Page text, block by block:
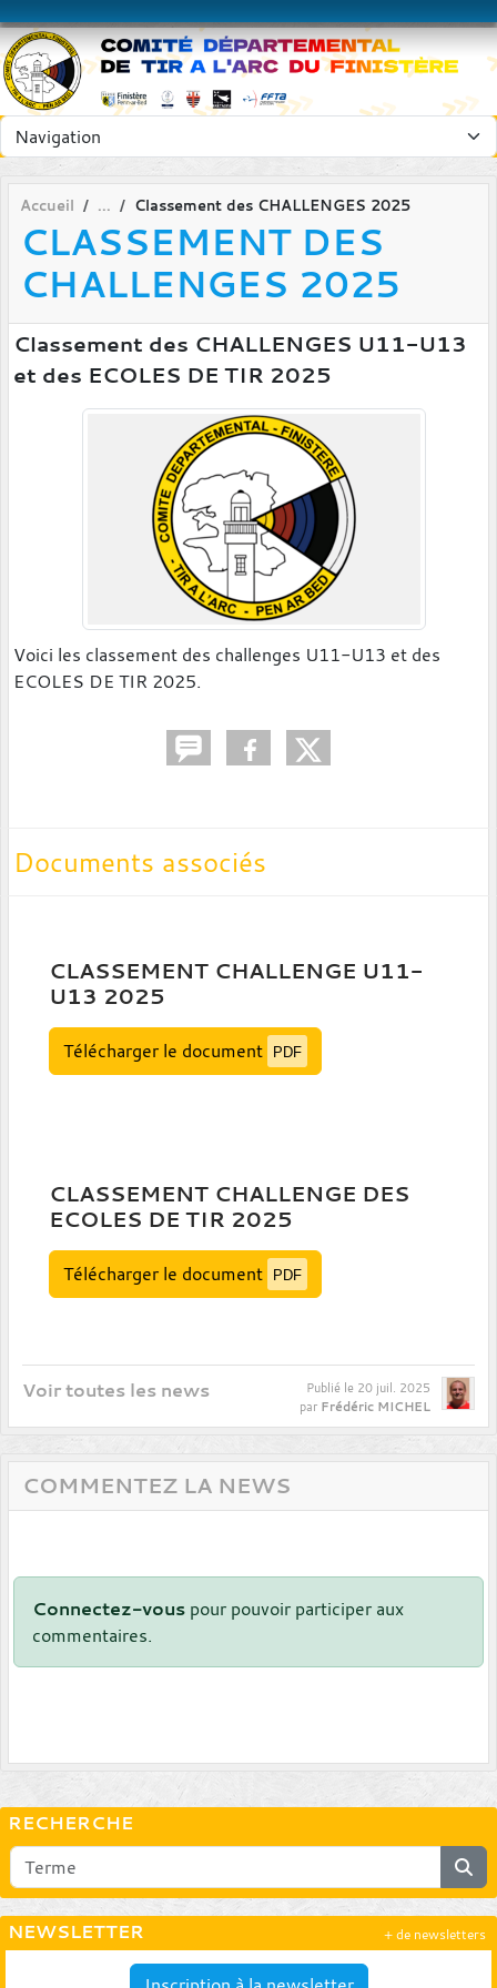
Accueil Classement des CHALLENGES 2025
CLASSEMENT DES
CHALLENGES 2025
Classement des CHALLENGES U11-U13
et des ECOLES DE TIR 2025
Voici les classement des challenges U11-U13 et des
ECOLES DE TIR 2025.
Documents associés
CLASSEMENT CHALLENGE U11-
U13 2025
Télécharger le document PDF
CLASSEMENT CHALLENGE DES
ECOLES DE TIR 2025
Télécharger le document PDF
Voir toutes les news Publié le 20 juil. 2025
par Frédéric MICHEL
COMMENTEZ LA NEWS
Connectez-vous pour pouvoir participer aux
commentaires.
RECHERCHE
NEWSLETTER + de newsletters
Panneau de gestion des cookies